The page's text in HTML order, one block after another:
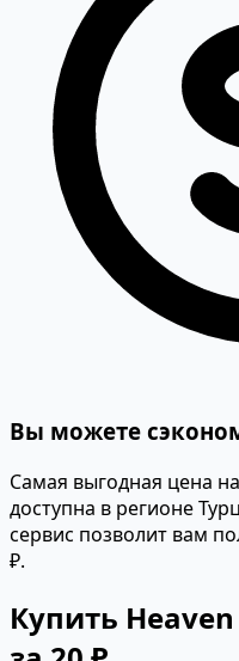
Вы можете
Самая выгодная цена
доступна в регионе
сервис позволит вам
₽.
Купить